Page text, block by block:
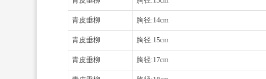
青皮垂柳 胸径:14cm
青皮垂柳 胸径:15cm
青皮垂柳 胸径:17cm